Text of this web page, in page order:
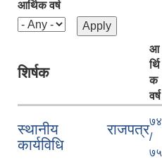
आर्थिक वर्ष
शिर्षक
आ
र्थि
क
वर्ष
स्थानीय राजपत्र
कार्यविधि
७४
/
७५